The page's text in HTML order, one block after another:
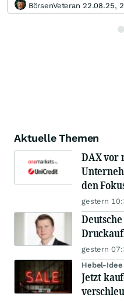
BörsenVeteran 22.08.25,
Aktuelle Themen
DAX vor
den
gestern
gestern
Hebel-
Jetzt